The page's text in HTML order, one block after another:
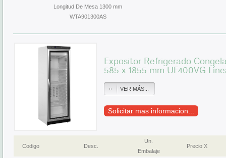
Longitud De Mesa 1300 mm
WTA901300AS
Expositor Refrigerado
585 x 1855 mm UF400VG
VER MÁS...
Solicitar mas informacion...
Codigo Desc.
Un.
Embalaje
Precio X